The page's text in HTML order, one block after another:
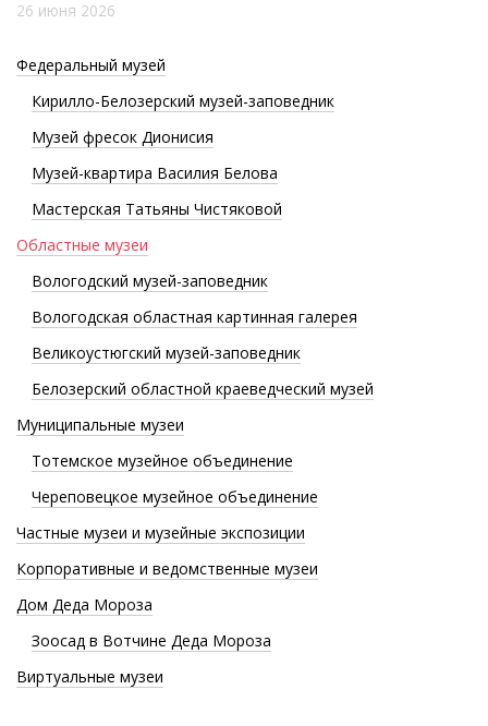
26 июня 2026
Федеральный музей
Кирилло-Белозерский музей-заповедник
Музей фресок Дионисия
Музей-квартира Василия Белова
Мастерская Татьяны Чистяковой
Областные музеи
Вологодский музей-заповедник
Вологодская областная картинная галерея
Великоустюгский музей-заповедник
Белозерский областной краеведческий музей
Муниципальные музеи
Тотемское музейное объединение
Череповецкое музейное объединение
Частные музеи и музейные экспозиции
Корпоративные и ведомственные музеи
Дом Деда Мороза
Зоосад в Вотчине Деда Мороза
Виртуальные музеи